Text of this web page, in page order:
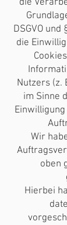
die
DSGVO und
die
Nutzers (z.
im Sinne
Wir
oben
Hierbei